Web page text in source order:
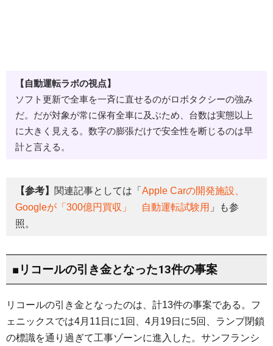
【自動運転ラボの視点】
ソフト更新で全車を一斉に直せるのがロボタクシーの強み
だ。だが対象が常に保有全車に及ぶため、台数は実態以上
に大きく見える。数字の膨張だけで安全性を断じるのは早
計と言える。
【参考】 関連記事としては「 Apple Carの開発施設、
Googleが「300億円買収」 自動運転試験用 」も参
照。
■リコールの引き金となった13件の事案
リコールの引き金となったのは、計13件の事案である。フ
ェニックスでは4月11日に1回、4月19日に5回、ランプ閉鎖
の標識を通り過ぎて工事ゾーンに進入した。サンフランシ